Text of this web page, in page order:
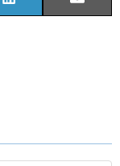
D